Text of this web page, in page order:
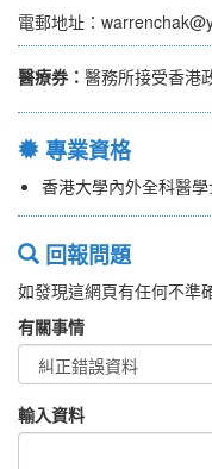
電郵地址：
醫療券： 醫務所接受香港
專業資格
香港大學內外全科醫
回報問題
如發現這網頁有任何不準
有關事情
輸入資料